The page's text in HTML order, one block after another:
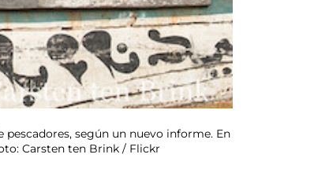
según un nuevo informe. En
Carsten ten Brink / Flickr